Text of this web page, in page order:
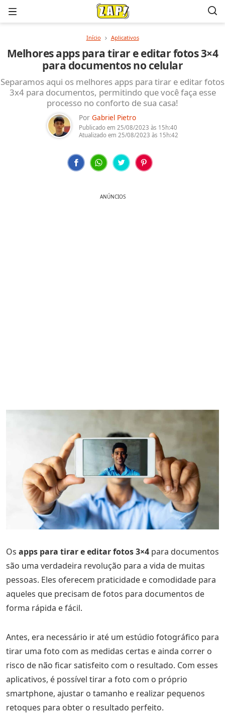
Menu
Início Aplicativos
Melhores apps para tirar e editar fotos 3×4
para documentos no celular
Separamos aqui os melhores apps para tirar e editar fotos
3x4 para documentos, permitindo que você faça esse
processo no conforto de sua casa!
Por Gabriel Pietro
Publicado em 25/08/2023 às 15h:40
Atualizado em 25/08/2023 às 15h:42
ANÚNCIOS
Os apps para tirar e editar fotos 3×4 para documentos
são uma verdadeira revolução para a vida de muitas
pessoas. Eles oferecem praticidade e comodidade para
aqueles que precisam de fotos para documentos de
forma rápida e fácil.
Antes, era necessário ir até um estúdio fotográfico para
tirar uma foto com as medidas certas e ainda correr o
risco de não ficar satisfeito com o resultado. Com esses
aplicativos, é possível tirar a foto com o próprio
smartphone, ajustar o tamanho e realizar pequenos
retoques para obter o resultado perfeito.